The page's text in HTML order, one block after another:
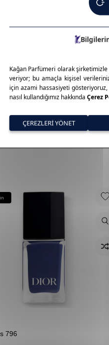
pigmentasyon, uzun süre
fiyatıyla her yaştan
deneyimi sağlar. Estetik,
796